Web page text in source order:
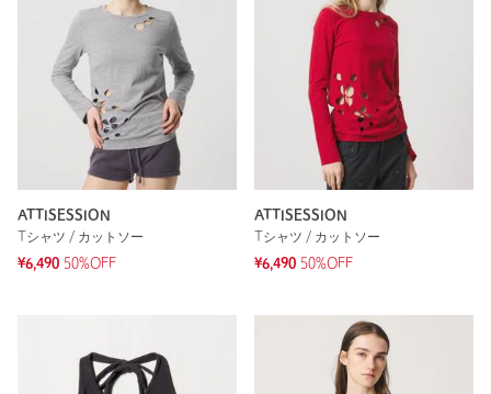
ATTISESSION
Tシャツ / カットソー
¥6,490 50%OFF
ATTISESSION
Tシャツ / カットソー
¥6,490 50%OFF